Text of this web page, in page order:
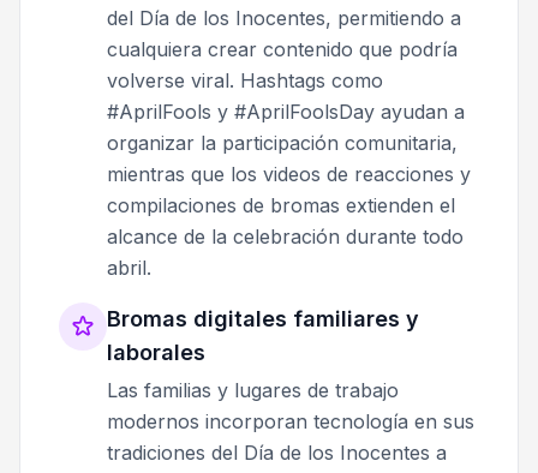
del Día de los Inocentes, permitiendo a
cualquiera crear contenido que podría
volverse viral. Hashtags como
#AprilFools y #AprilFoolsDay ayudan a
organizar la participación comunitaria,
mientras que los videos de reacciones y
compilaciones de bromas extienden el
alcance de la celebración durante todo
abril.
Bromas digitales familiares y
laborales
Las familias y lugares de trabajo
modernos incorporan tecnología en sus
tradiciones del Día de los Inocentes a